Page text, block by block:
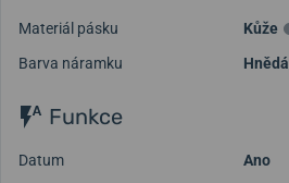
Materiál pásku
Kůže
Barva náramku
Hnědá
Funkce
Datum
Ano